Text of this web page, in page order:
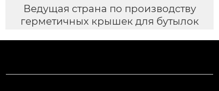
Ведущая страна по производству
герметичных крышек для бутылок